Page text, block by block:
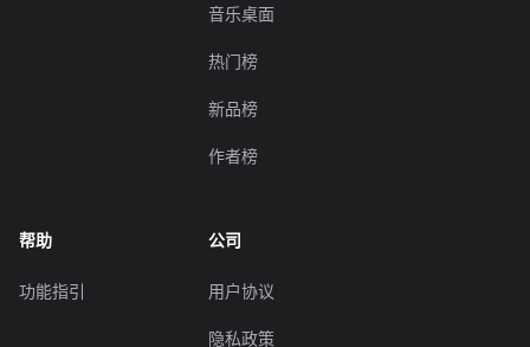
音乐桌面
热门榜
新品榜
作者榜
帮助
功能指引
公司
用户协议
隐私政策